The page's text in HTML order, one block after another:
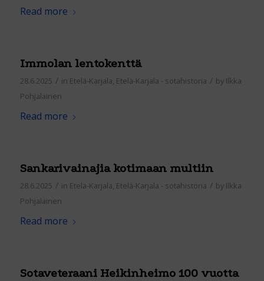
Read more
Immolan lentokenttä
28.6.2025 / in Etelä-Karjala, Etelä-Karjala - sotahistoria / by Ilkka
Pohjalainen
Read more
Sankarivainajia kotimaan multiin
28.6.2025 / in Etelä-Karjala, Etelä-Karjala - sotahistoria / by Ilkka
Pohjalainen
Read more
Sotaveteraani Heikinheimo 100 vuotta